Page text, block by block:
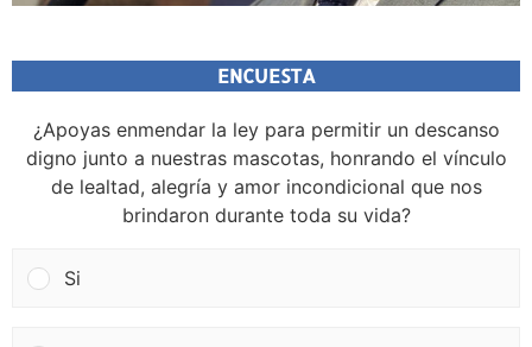
ENCUESTA
¿Apoyas enmendar la ley para permitir un descanso
digno junto a nuestras mascotas, honrando el vínculo
de lealtad, alegría y amor incondicional que nos
brindaron durante toda su vida?
Si